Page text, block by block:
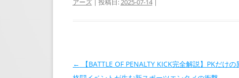
アーズ| 投稿日:2025-07-14|
投稿ナビゲーション
← 【BATTLE OF PENALTY KICK完全解説】PKだけの